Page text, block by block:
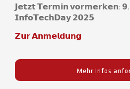
𝗝𝗲𝘁𝘇𝘁 𝗧𝗲𝗿𝗺𝗶𝗻 𝘃𝗼𝗿𝗺𝗲𝗿𝗸𝗲𝗻:
𝗜𝗻𝗳𝗼𝗧𝗲𝗰𝗵𝗗𝗮𝘆 𝟮𝟬𝟮𝟱
𝗭𝘂𝗿 𝗔𝗻𝗺𝗲𝗹𝗱𝘂𝗻𝗴
Mehr Infos